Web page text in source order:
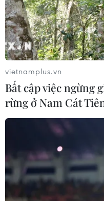
vietnamplus.vn
Bất cập việc ngừng
rừng ở Nam Cát